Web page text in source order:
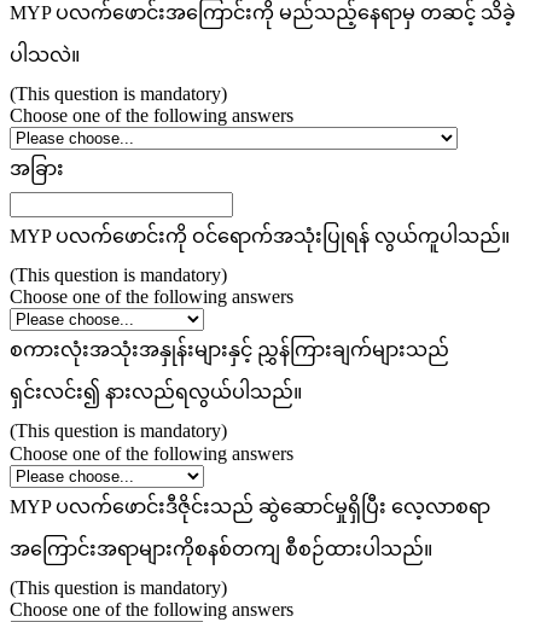
MYP ပလက်ဖောင်းအကြောင်းကို မည်သည့်နေရာမှ တဆင့် သိခဲ့
ပါသလဲ။
(This question is mandatory)
Choose one of the following answers
အခြား
MYP ပလက်ဖောင်းကို ဝင်ရောက်အသုံးပြုရန် လွယ်ကူပါသည်။
(This question is mandatory)
Choose one of the following answers
စကားလုံးအသုံးအနှုန်းများနှင့် ညွှန်ကြားချက်များသည်
ရှင်းလင်း၍ နားလည်ရလွယ်ပါသည်။
(This question is mandatory)
Choose one of the following answers
MYP ပလက်ဖောင်းဒီဇိုင်းသည် ဆွဲဆောင်မှုရှိပြီး လေ့လာစရာ
အကြောင်းအရာများကိုစနစ်တကျ စီစဉ်ထားပါသည်။
(This question is mandatory)
Choose one of the following answers